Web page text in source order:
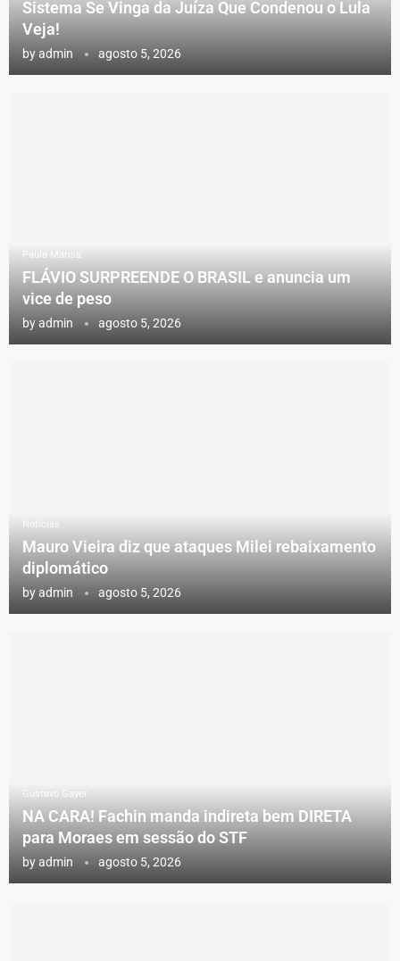
Sistema Se Vinga da Juíza Que Condenou o Lula
Veja!
byadmin agosto 5, 2026
Paula Marisa
FLÁVIO SURPREENDE O BRASIL e anuncia um
vice de peso
byadmin agosto 5, 2026
Notícias
Mauro Vieira diz que ataques Milei rebaixamento
diplomático
byadmin agosto 5, 2026
Gustavo Gayer
NA CARA! Fachin manda indireta bem DIRETA
para Moraes em sessão do STF
byadmin agosto 5, 2026